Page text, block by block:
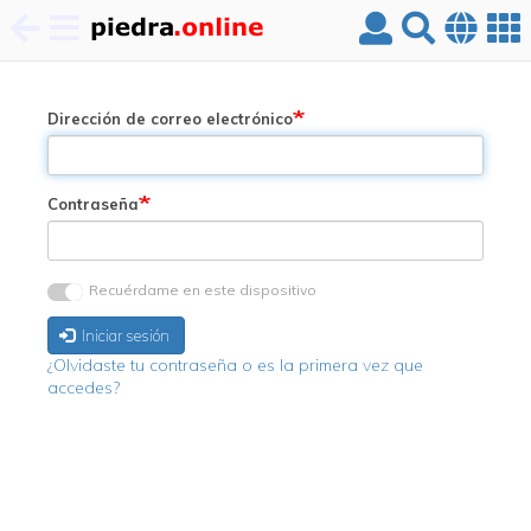
contenido
principal
Dirección de correo electrónico
Contraseña
Recuérdame en este dispositivo
Iniciar sesión
¿Olvidaste tu contraseña o es la primera vez que
accedes?